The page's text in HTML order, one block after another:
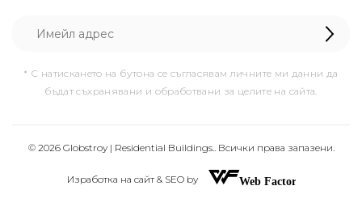
* С натискането на бутона се съгласявам личните ми данни да
бъдат съхранявани и обработвани за целите на сайта.
© 2026 Globstroy | Residential Buildings.. Всички права запазени.
Изработка на сайт & SEO by